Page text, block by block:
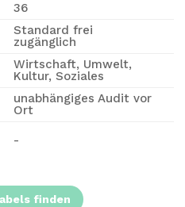
36
Standard frei
zugänglich
Wirtschaft, Umwelt,
Kultur, Soziales
unabhängiges Audit vor
Ort
-
finden